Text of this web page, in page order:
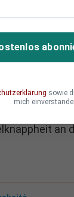
von
an
sowie
mich